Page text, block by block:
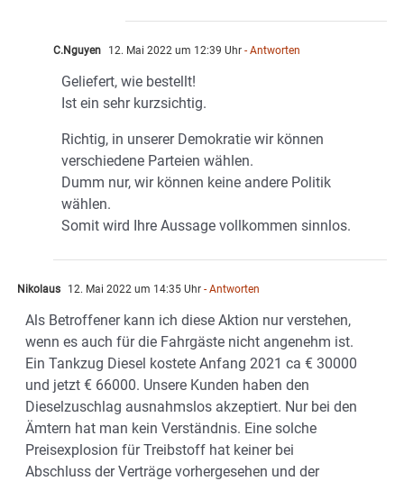
C.Nguyen 12. Mai 2022 um 12:39 Uhr - Antworten
Geliefert, wie bestellt!
Ist ein sehr kurzsichtig.
Richtig, in unserer Demokratie wir können
verschiedene Parteien wählen.
Dumm nur, wir können keine andere Politik
wählen.
Somit wird Ihre Aussage vollkommen sinnlos.
Nikolaus 12. Mai 2022 um 14:35 Uhr - Antworten
Als Betroffener kann ich diese Aktion nur verstehen,
wenn es auch für die Fahrgäste nicht angenehm ist.
Ein Tankzug Diesel kostete Anfang 2021 ca € 30000
und jetzt € 66000. Unsere Kunden haben den
Dieselzuschlag ausnahmslos akzeptiert. Nur bei den
Ämtern hat man kein Verständnis. Eine solche
Preisexplosion für Treibstoff hat keiner bei
Abschluss der Verträge vorhergesehen und der